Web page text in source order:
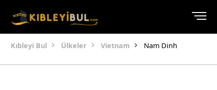
Kıbleyi Bul Ülkeler Vietnam Nam Dinh